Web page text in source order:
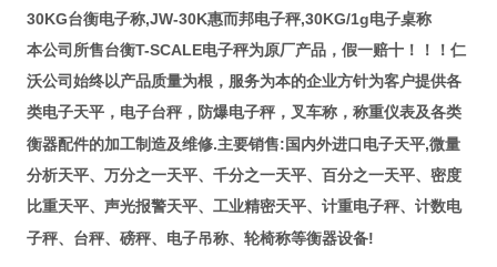
30KG台衡电子称,JW-30K惠而邦电子秤,30KG/1g电子桌称
本公司所售台衡T-SCALE电子秤为原厂产品，假一赔十！！！仁
沃公司始终以产品质量为根，服务为本的企业方针为客户提供各
类电子天平，电子台秤，防爆电子秤，叉车称，称重仪表及各类
衡器配件的加工制造及维修.主要销售: 国内外进口电子天平,微量
分析天平、万分之一天平、千分之一天平、百分之一天平、密度
比重天平、声光报警天平、工业精密天平、计重电子秤、计数电
子秤、台秤、磅秤、电子吊称、轮椅称等衡器设备!